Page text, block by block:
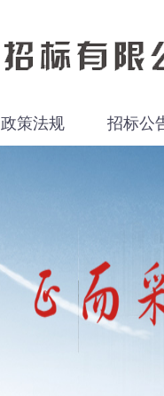
政策法规 招标公